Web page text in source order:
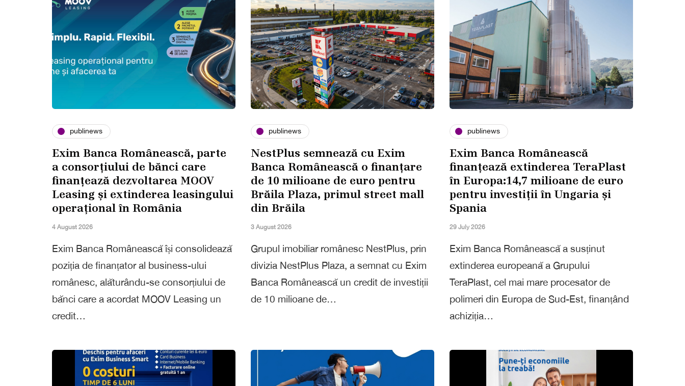
publinews
Exim Banca Românească, parte
a consorțiului de bănci care
finanțează dezvoltarea MOOV
Leasing și extinderea leasingului
operațional în România
4 August 2026
Exim Banca Românească își consolidează
poziția de finanțator al business-ului
românesc, alăturându-se consorțiului de
bănci care a acordat MOOV Leasing un
credit…
publinews
NestPlus semnează cu Exim
Banca Românească o finanțare
de 10 milioane de euro pentru
Brăila Plaza, primul street mall
din Brăila
3 August 2026
Grupul imobiliar românesc NestPlus, prin
divizia NestPlus Plaza, a semnat cu Exim
Banca Românească un credit de investiții
de 10 milioane de…
publinews
Exim Banca Românească
finanțează extinderea TeraPlast
în Europa:14,7 milioane de euro
pentru investiții în Ungaria și
Spania
29 July 2026
Exim Banca Românească a susținut
extinderea europeană a Grupului
TeraPlast, cel mai mare procesator de
polimeri din Europa de Sud-Est, finanțând
achiziția…